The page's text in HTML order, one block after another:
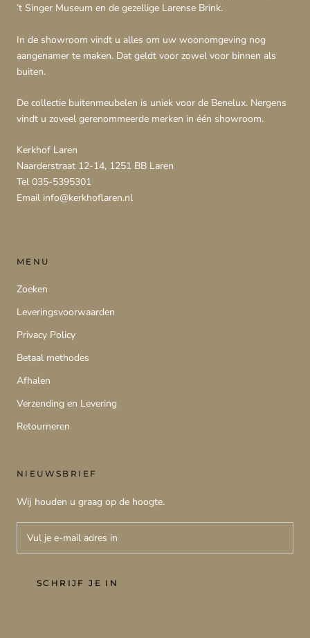
’t Singer Museum en de gezellige Larense Brink.
In de showroom vindt u alles om uw woonomgeving nog
aangenamer te maken. Dat geldt voor zowel voor binnen als
buiten.
De collectie buitenmeubelen is uniek voor de Benelux. Nergens
vindt u zoveel gerenommeerde merken in één showroom.
Kerkhof Laren
Naarderstraat 12-14, 1251 BB Laren
Tel 035-5395301
Email info@kerkhoflaren.nl
MENU
Zoeken
Leveringsvoorwaarden
Privacy Policy
Betaal methodes
Afhalen
Verzending en Levering
Retourneren
NIEUWSBRIEF
Wij houden u graag op de hoogte.
SCHRIJF JE IN